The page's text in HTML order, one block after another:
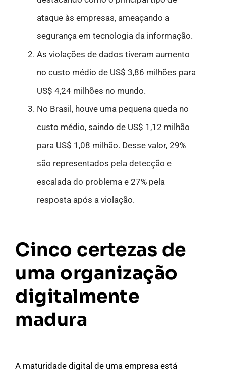
ataque às empresas, ameaçando a
segurança em tecnologia da informação.
As violações de dados tiveram aumento
no custo médio de US$ 3,86 milhões para
US$ 4,24 milhões no mundo.
No Brasil, houve uma pequena queda no
custo médio, saindo de US$ 1,12 milhão
para US$ 1,08 milhão. Desse valor, 29%
são representados pela detecção e
escalada do problema e 27% pela
resposta após a violação.
Cinco certezas de
uma organização
digitalmente
madura
A maturidade digital de uma empresa está